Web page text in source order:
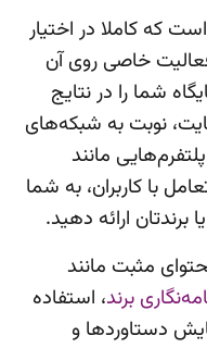
که کاملا در اختیار
خاصی روی آن
شما را در نتایج
نوبت به شبکه‌های
مانند
با کاربران، به شما
ارائه دهید.
مثبت مانند
برند، استفاده
دستاوردها و